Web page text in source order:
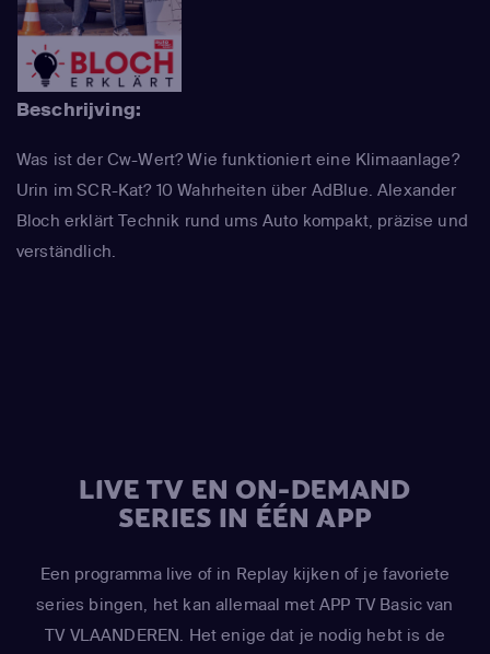
Beschrijving:
Was ist der Cw-Wert? Wie funktioniert eine Klimaanlage?
Urin im SCR-Kat? 10 Wahrheiten über AdBlue. Alexander
Bloch erklärt Technik rund ums Auto kompakt, präzise und
verständlich.
LIVE TV EN ON-DEMAND
SERIES IN ÉÉN APP
Een programma live of in Replay kijken of je favoriete
series bingen, het kan allemaal met APP TV Basic van
TV VLAANDEREN. Het enige dat je nodig hebt is de